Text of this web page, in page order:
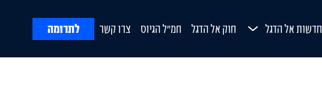
חדשות אל הדגל
Open Submenu
עדכונים מהשטח
חוק אל הדגל חמ"ל הגיוס צרו קשר לתרומה